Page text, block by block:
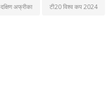
दक्षिण अफ्रीका टी20 विश्व कप 2024